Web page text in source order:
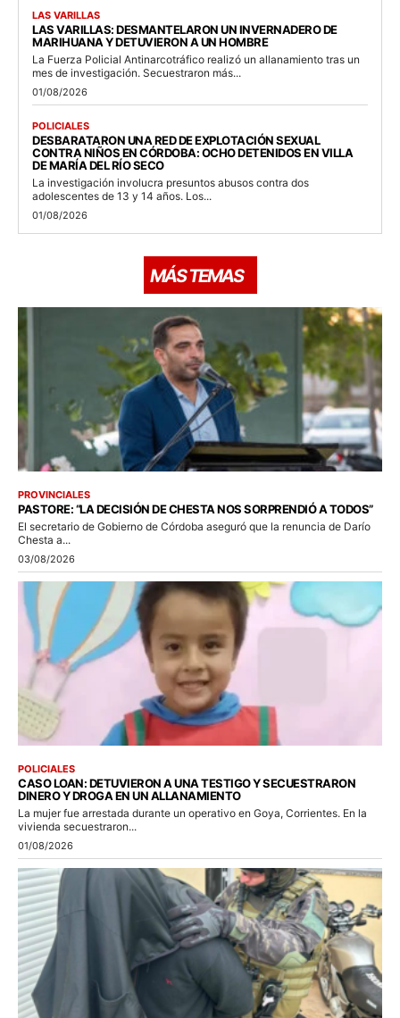
LAS VARILLAS
LAS VARILLAS: DESMANTELARON UN INVERNADERO DE
MARIHUANA Y DETUVIERON A UN HOMBRE
La Fuerza Policial Antinarcotráfico realizó un allanamiento tras un
mes de investigación. Secuestraron más...
01/08/2026
POLICIALES
DESBARATARON UNA RED DE EXPLOTACIÓN SEXUAL
CONTRA NIÑOS EN CÓRDOBA: OCHO DETENIDOS EN VILLA
DE MARÍA DEL RÍO SECO
La investigación involucra presuntos abusos contra dos
adolescentes de 13 y 14 años. Los...
01/08/2026
MÁS TEMAS
PROVINCIALES
PASTORE: “LA DECISIÓN DE CHESTA NOS SORPRENDIÓ A TODOS”
El secretario de Gobierno de Córdoba aseguró que la renuncia de Darío
Chesta a...
03/08/2026
POLICIALES
CASO LOAN: DETUVIERON A UNA TESTIGO Y SECUESTRARON
DINERO Y DROGA EN UN ALLANAMIENTO
La mujer fue arrestada durante un operativo en Goya, Corrientes. En la
vivienda secuestraron...
01/08/2026